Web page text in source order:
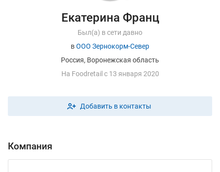
Екатерина Франц
Был(а) в сети давно
вООО Зернокорм-Север
Россия, Воронежская область
На Foodretail с 13 января 2020
Добавить в контакты
Компания